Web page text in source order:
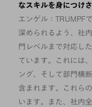
なスキルを身につけ
エンゲル：TRUMPF
深められるよう、社
門レベルまで対応し
ています。これには
ング、そして部門横
含まれます。これら
います。また、社内